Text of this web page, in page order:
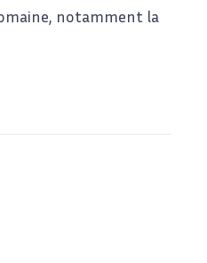
notamment la